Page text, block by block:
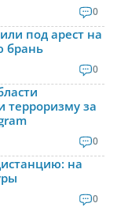
0
под арест на
брань
0
терроризму за
0
на
0